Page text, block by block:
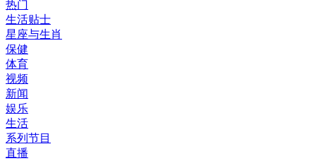
热门
生活贴士
星座与生肖
保健
体育
视频
新闻
娱乐
生活
系列节目
直播